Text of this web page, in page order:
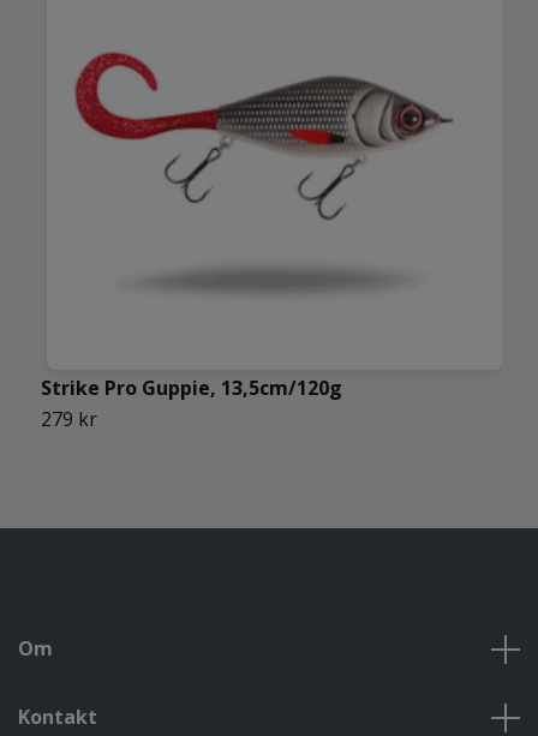
Strike Pro Guppie, 13,5cm/120g
279 kr
Om
Kontakt